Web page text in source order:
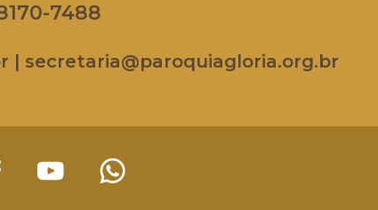
7488
| secretaria@paroquiagloria.org.br